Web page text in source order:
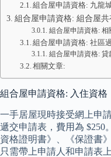
組合屋申請資格: 九龍
組合屋申請資格: 組合屋
組合屋申請資格: 相
組合屋申請資格: 社區
組合屋申請資格: 貸
相關文章:
組合屋申請資格: 入住資格
一手居屋現時接受網上申
遞交申請表，費用為 $250
資格證明書》、《保證書
只需帶上申請人和申請表